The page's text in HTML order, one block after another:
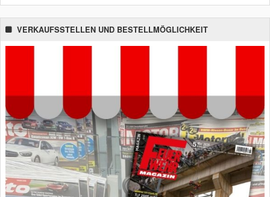
VERKAUFSSTELLEN UND BESTELLMÖGLICHKEIT